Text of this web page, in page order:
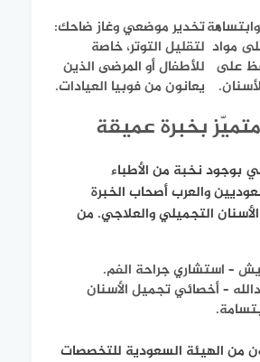
مواد
على
تخدير موضعي وغاز ضاحك:
لتقليل التوتر، خاصة
للأطفال أو المرضى الذين
يعانون من فوبيا العيادات.
بخبرة عميقة
بوجود نخبة من الأطباء
والعرب أصحاب الخبرة
التجميلي والعلاجي. من
– استشاري جراحة الفم.
– أخصائي تجميل الأسنان
من الهيئة السعودية للتخصصات